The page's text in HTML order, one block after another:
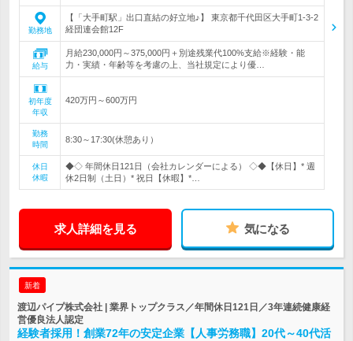
勤務地
【「大手町駅」出口直結の好立地♪】 東京都千代田区大手町1-3-2
経団連会館12F
給与
月給230,000円～375,000円＋別途残業代100%支給※経験・能
力・実績・年齢等を考慮の上、当社規定により優…
初年度
年収
420万円～600万円
勤務
時間
8:30～17:30(休憩あり）
休日
休暇
◆◇ 年間休日121日（会社カレンダーによる） ◇◆【休日】* 週
休2日制（土日）* 祝日【休暇】*…
求人詳細を見る 気になる
新着
渡辺パイプ株式会社 | 業界トップクラス／年間休日121日／3年連続健康経
営優良法人認定
経験者採用！創業72年の安定企業【人事労務職】20代～40代活